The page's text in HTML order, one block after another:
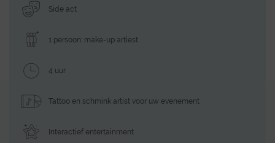
Side act
1 persoon: make-up artiest
4 uur
Tattoo en schmink artist voor uw evenement
Interactief entertainment